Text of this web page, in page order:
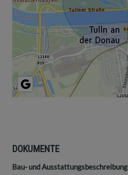
DOKUMENTE
Bau- und Ausstattungsbeschreibung